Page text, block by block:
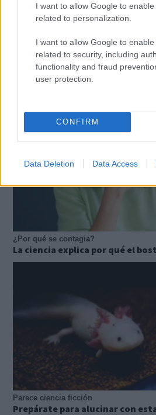
I want to allow Google to
related to personalization.
I want to allow Google to
related to security, including
functionality and fraud
user protection.
CONFIRM
Data Deletion Data Access
Pasaportes que abren puertas
Los pasaportes más poderosos
tuyo?
¿Por qué se contagia?
La ciencia explica por qué el
Parece ciencia ficción
Prepárate para alucinar con